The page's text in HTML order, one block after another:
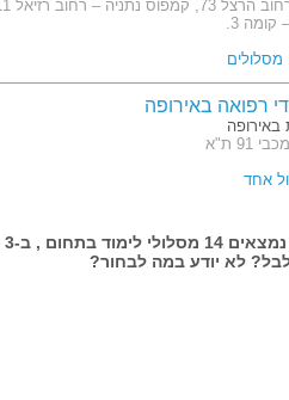
3.
רפואה באירופה
באירופה
ת"א
אחד
לא יודע במה לבחור?